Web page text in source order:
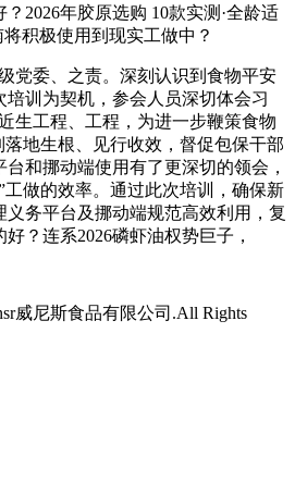
2026年胶原选购 10款实测·全龄适
积极使用到现实工做中？
委、之责。深刻认识到食物平安
训为契机，参会人员深切体会习
生工程、工程，为进一步鞭策食物
落地生根、见行收效，督促包保干部
和挪动端使用有了更深切的领会，
工做的效率。通过此次培训，确保新
义务平台及挪动端规范高效利用，复
？连系2026磷虾油权势巨子，
威尼斯食品有限公司.All Rights